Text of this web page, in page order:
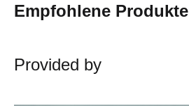
Empfohlene Produkte
Provided by